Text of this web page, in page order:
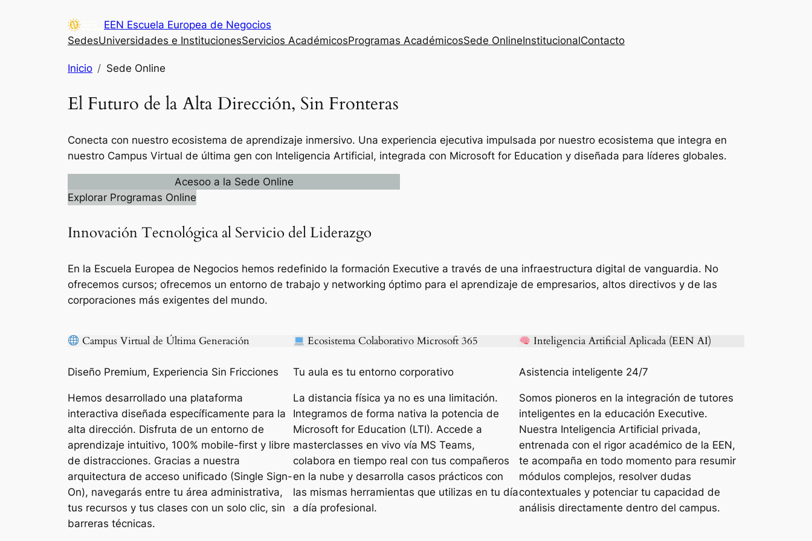
EEN Escuela Europea de Negocios
SedesUniversidades e InstitucionesServicios AcadémicosProgramas AcadémicosSede OnlineInstitucionalContacto
Inicio Sede Online
El Futuro de la Alta Dirección, Sin Fronteras
Conecta con nuestro ecosistema de aprendizaje inmersivo. Una experiencia ejecutiva impulsada por nuestro ecosistema que integra en
nuestro Campus Virtual de última gen con Inteligencia Artificial, integrada con Microsoft for Education y diseñada para líderes globales.
Acesoo a la Sede Online
Explorar Programas Online
Innovación Tecnológica al Servicio del Liderazgo
En la Escuela Europea de Negocios hemos redefinido la formación Executive a través de una infraestructura digital de vanguardia. No
ofrecemos cursos; ofrecemos un entorno de trabajo y networking óptimo para el aprendizaje de empresarios, altos directivos y de las
corporaciones más exigentes del mundo.
Campus Virtual de Última Generación
Diseño Premium, Experiencia Sin Fricciones
Hemos desarrollado una plataforma
interactiva diseñada específicamente para la
alta dirección. Disfruta de un entorno de
aprendizaje intuitivo, 100% mobile-first y libre
de distracciones. Gracias a nuestra
arquitectura de acceso unificado (Single Sign-
On), navegarás entre tu área administrativa,
tus recursos y tus clases con un solo clic, sin
barreras técnicas.
Ecosistema Colaborativo Microsoft 365
Tu aula es tu entorno corporativo
La distancia física ya no es una limitación.
Integramos de forma nativa la potencia de
Microsoft for Education (LTI). Accede a
masterclasses en vivo vía MS Teams,
colabora en tiempo real con tus compañeros
en la nube y desarrolla casos prácticos con
las mismas herramientas que utilizas en tu día
a día profesional.
Inteligencia Artificial Aplicada (EEN AI)
Asistencia inteligente 24/7
Somos pioneros en la integración de tutores
inteligentes en la educación Executive.
Nuestra Inteligencia Artificial privada,
entrenada con el rigor académico de la EEN,
te acompaña en todo momento para resumir
módulos complejos, resolver dudas
contextuales y potenciar tu capacidad de
análisis directamente dentro del campus.